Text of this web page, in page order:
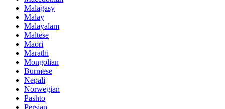
Malagasy
Malay
Malayalam
Maltese
Maori
Marathi
Mongolian
Burmese
Nepali
Norwegian
Pashto